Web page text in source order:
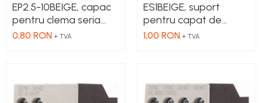
EP2.5-10BEIGE, capac
pentru clema seria
ER2.5, ER4, ER6, ER10
0,80 RON + TVA
ES1BEIGE, suport
pentru capat de
cleme
1,00 RON + TVA